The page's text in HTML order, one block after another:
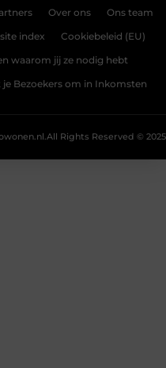
Over ons Ons team
index Cookiebeleid (EU)
waarom jij ze nodig hebt
je Bezoekers om in Inkomsten
All Rights Reserved © 2025